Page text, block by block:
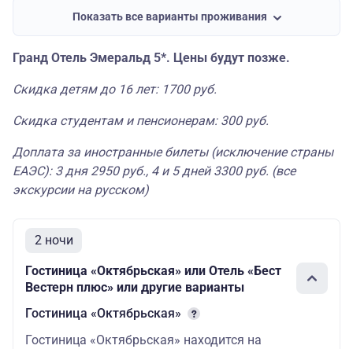
20.09.2026
Показать все варианты проживания
Гранд Отель Эмеральд 5*. Цены будут позже.
Скидка детям до 16 лет: 1700 руб.
Скидка студентам и пенсионерам: 300 руб.
Доплата за иностранные билеты (исключение страны
ЕАЭС): 3 дня 2950 руб., 4 и 5 дней 3300 руб. (все
экскурсии на русском)
2 ночи
Гостиница «Октябрьская» или Отель «Бест
Вестерн плюс» или другие варианты
Гостиница «Октябрьская»
Гостиница «Октябрьская» находится на